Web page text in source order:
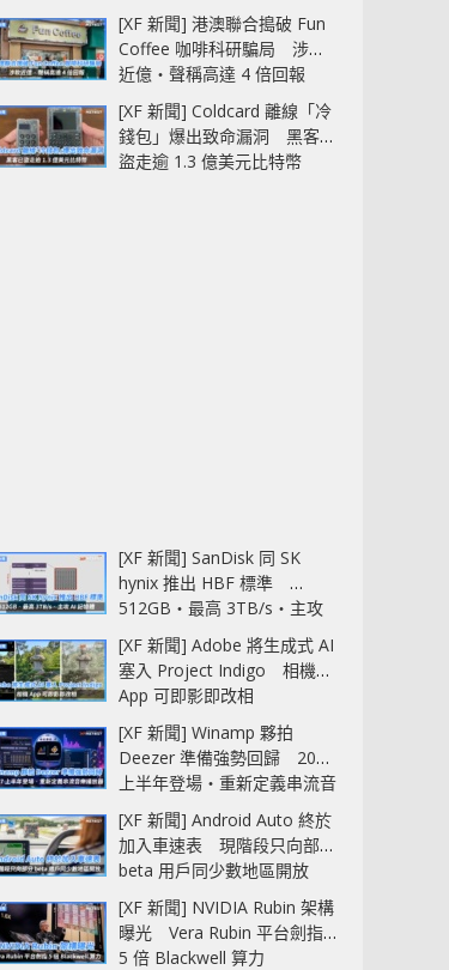
[XF 新聞] 港澳聯合搗破 Fun
Coffee 咖啡科研騙局 涉款
近億‧聲稱高達 4 倍回報
[XF 新聞] Coldcard 離線「冷
錢包」爆出致命漏洞 黑客已
盜走逾 1.3 億美元比特幣
[XF 新聞] SanDisk 同 SK
hynix 推出 HBF 標準
512GB‧最高 3TB/s‧主攻
AI 記憶體
[XF 新聞] Adobe 將生成式 AI
塞入 Project Indigo 相機
App 可即影即改相
[XF 新聞] Winamp 夥拍
Deezer 準備強勢回歸 2027
上半年登場‧重新定義串流音
樂播放器
[XF 新聞] Android Auto 終於
加入車速表 現階段只向部分
beta 用戶同少數地區開放
[XF 新聞] NVIDIA Rubin 架構
曝光 Vera Rubin 平台劍指
5 倍 Blackwell 算力